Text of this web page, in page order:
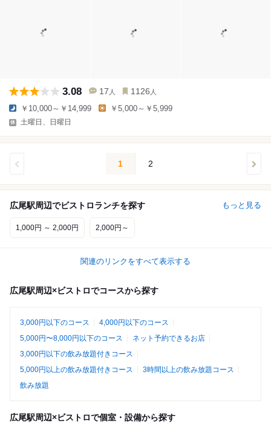
3.08 17 人 1126 人
￥10,000～￥14,999 ￥5,000～￥5,999
土曜日、日曜日
1 2
広尾駅周辺でビストロランチを探す もっと見る
1,000円 ～ 2,000円 2,000円～
関連のリンクをすべて表示する
広尾駅周辺×ビストロでコースから探す
3,000円以下のコース
4,000円以下のコース
5,000円〜8,000円以下のコース
ネット予約できるお店
3,000円以下の飲み放題付きコース
5,000円以上の飲み放題付きコース
3時間以上の飲み放題コース
飲み放題
広尾駅周辺×ビストロで個室・設備から探す